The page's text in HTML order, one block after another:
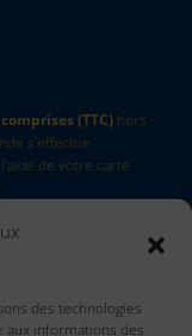
des technologies
aux informations des
(TTC) hors
s’effectue
de votre carte